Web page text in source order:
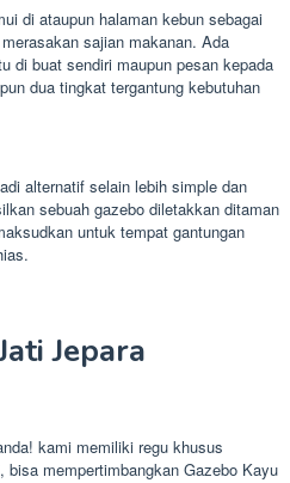
di ataupun halaman kebun sebagai
sajian makanan. Ada
di buat sendiri maupun pesan kepada
dua tingkat tergantung kebutuhan
alternatif selain lebih simple dan
sebuah gazebo diletakkan ditaman
untuk tempat gantungan
Jepara
kami memiliki regu khusus
mempertimbangkan Gazebo Kayu